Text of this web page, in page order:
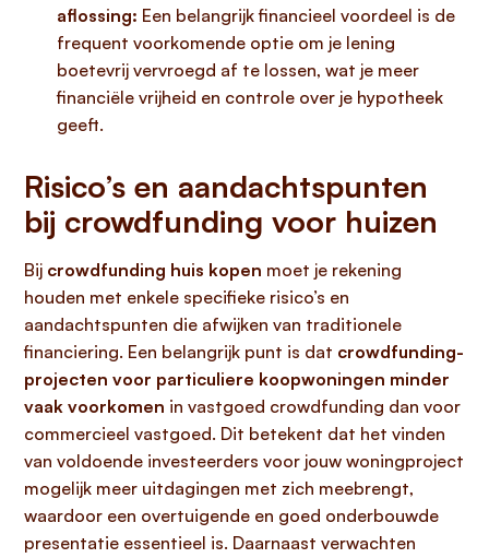
aflossing: Een belangrijk financieel voordeel is de
frequent voorkomende optie om je lening
boetevrij vervroegd af te lossen, wat je meer
financiële vrijheid en controle over je hypotheek
geeft.
Risico’s en aandachtspunten
bij crowdfunding voor huizen
Bij crowdfunding huis kopen moet je rekening
houden met enkele specifieke risico’s en
aandachtspunten die afwijken van traditionele
financiering. Een belangrijk punt is dat crowdfunding-
projecten voor particuliere koopwoningen minder
vaak voorkomen in vastgoed crowdfunding dan voor
commercieel vastgoed. Dit betekent dat het vinden
van voldoende investeerders voor jouw woningproject
mogelijk meer uitdagingen met zich meebrengt,
waardoor een overtuigende en goed onderbouwde
presentatie essentieel is. Daarnaast verwachten